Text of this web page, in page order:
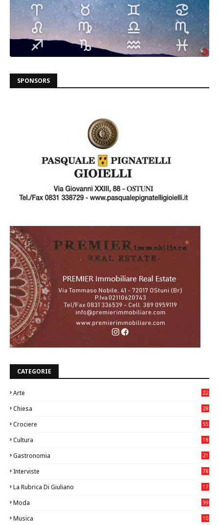
SPONSORS
CATEGORIE
Arte
22
Chiesa
28
Crociere 55
Cultura
18
Gastronomia
21
Interviste 78
La Rubrica Di Giuliano
17
Moda 99
Musica
10